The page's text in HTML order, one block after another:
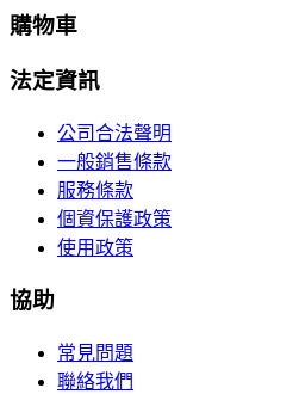
購物車
法定資訊
公司合法聲明
一般銷售條款
服務條款
個資保護政策
使用政策
協助
常見問題
聯絡我們